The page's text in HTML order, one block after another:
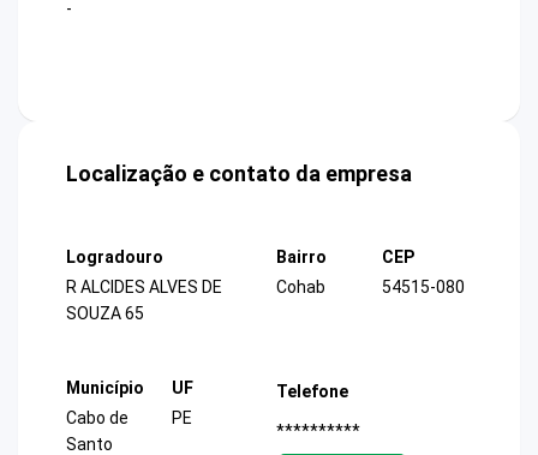
-
Localização e contato da empresa
Logradouro
R ALCIDES ALVES DE
SOUZA 65
Bairro
Cohab
CEP
54515-080
Município
Cabo de
Santo
UF
PE
Telefone
**********